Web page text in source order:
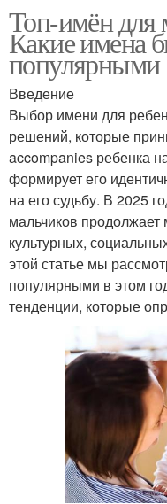
Топ-имён для
Какие имена
популярными
Введение
Выбор имени для
решений, которые
accompanies ребенка
формирует его
на его судьбу. В 2025
мальчиков
культурных,
этой статье мы
популярными в этом
тенденции, которые